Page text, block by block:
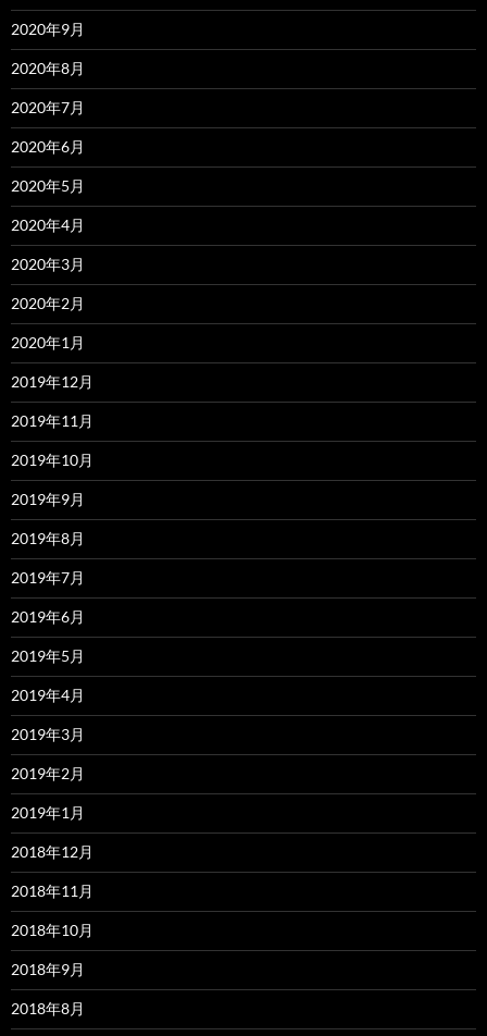
2020年9月
2020年8月
2020年7月
2020年6月
2020年5月
2020年4月
2020年3月
2020年2月
2020年1月
2019年12月
2019年11月
2019年10月
2019年9月
2019年8月
2019年7月
2019年6月
2019年5月
2019年4月
2019年3月
2019年2月
2019年1月
2018年12月
2018年11月
2018年10月
2018年9月
2018年8月